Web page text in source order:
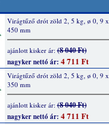
Virágtűző drót zöld 2, 5 kg, ø 0, 9 x
450 mm
ajánlott kisker ár:(8 040 Ft)
nagyker nettó ár: 4 711 Ft
Virágtűző drót zöld 2, 5 kg, ø 0, 9 x
350 mm
ajánlott kisker ár:(8 040 Ft)
nagyker nettó ár: 4 711 Ft